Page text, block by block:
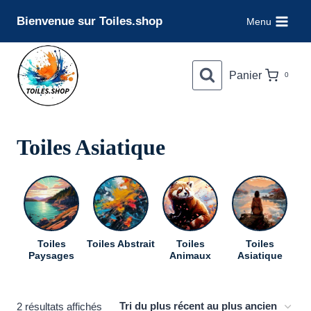
contenu
Bienvenue sur Toiles.shop Menu
Panier 0
Toiles Asiatique
Toiles
Paysages
Toiles Abstrait
Toiles
Animaux
Toiles
Asiatique
2 résultats affichés